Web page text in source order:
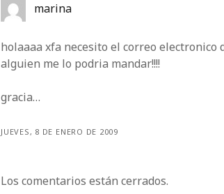
marina
holaaaa xfa necesito el correo electronico
alguien me lo podria mandar!!!!
gracia…
JUEVES, 8 DE ENERO DE 2009
Los comentarios están cerrados.